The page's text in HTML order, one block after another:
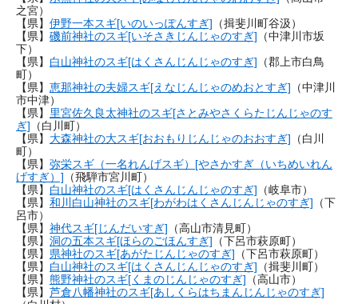
之宮）
【県】 伊野一本スギ[いのいっぽんすぎ] （揖斐川町谷汲）
【県】 磯前神社のスギ[いそさきじんじゃのすぎ] （中津川市坂
下）
【県】 白山神社のスギ[はくさんじんじゃのすぎ] （郡上市白鳥
町）
【県】 恵那神社の夫婦スギ[えなじんじゃのめおとすぎ] （中津川
市中津）
【県】 里宮佐久良太神社のスギ[さとみやさくらたじんじゃのす
ぎ] （白川町）
【県】 大森神社の大スギ[おおもりじんじゃのおおすぎ] （白川
町）
【県】 弥栄スギ（一名れんげスギ）[やさかすぎ（いちめいれん
げすぎ）] （飛騨市宮川町）
【県】 白山神社のスギ[はくさんじんじゃのすぎ] （岐阜市）
【県】 和川白山神社のスギ[わがわはくさんじんじゃのすぎ] （下
呂市）
【県】 神代スギ[じんだいすぎ] （高山市清見町）
【県】 洞の五本スギ[ほらのごほんすぎ] （下呂市萩原町）
【県】 県神社のスギ[あがたじんじゃのすぎ] （下呂市萩原町）
【県】 白山神社のスギ[はくさんじんじゃのすぎ] （揖斐川町）
【県】 熊野神社のスギ[くまのじんじゃのすぎ] （高山市）
【県】 芦倉八幡神社のスギ[あしくらはちまんじんじゃのすぎ]